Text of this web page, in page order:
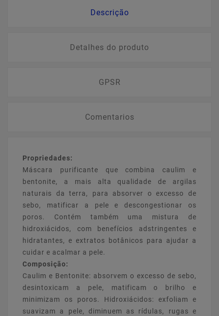
Descrição
Detalhes do produto
GPSR
Comentarios
Propriedades:
Máscara purificante que combina caulim e
bentonite, a mais alta qualidade de argilas
naturais da terra, para absorver o excesso de
sebo, matificar a pele e descongestionar os
poros. Contém também uma mistura de
hidroxiácidos, com benefícios adstringentes e
hidratantes, e extratos botânicos para ajudar a
cuidar e acalmar a pele.
Composição:
Caulim e Bentonite: absorvem o excesso de sebo,
desintoxicam a pele, matificam o brilho e
minimizam os poros. Hidroxiácidos: exfoliam e
suavizam a pele, diminuem as rídulas, rugas e